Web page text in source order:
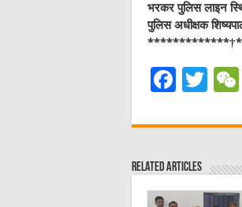
भरकर पुलिस लाइन
पुलिस अधीक्षक
F
c
e
b
T
it
r
Related Articles